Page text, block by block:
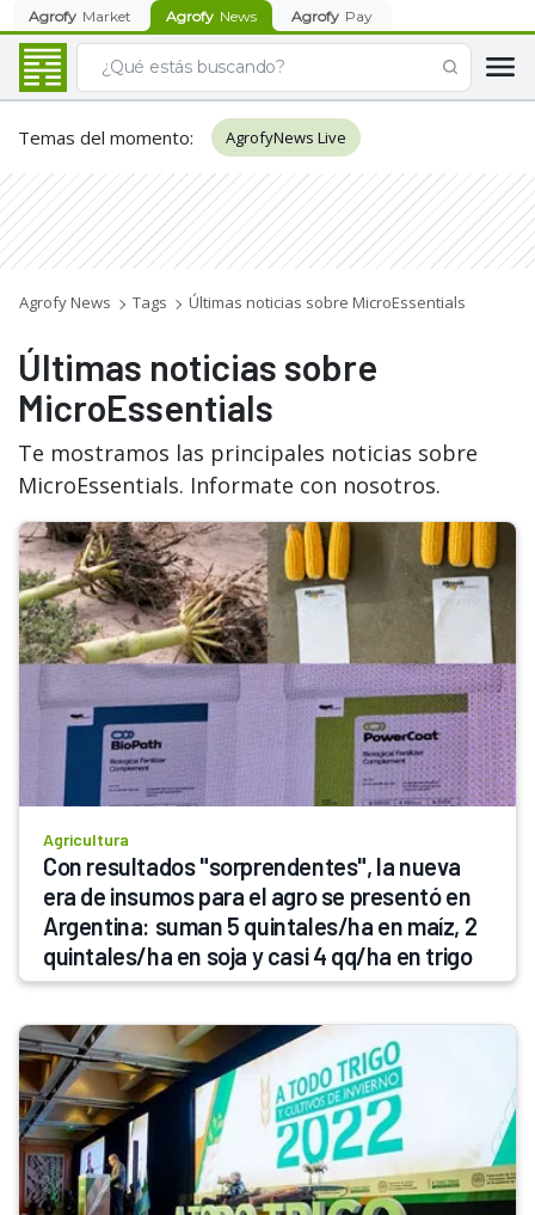
Agrofy Market Agrofy News Agrofy Pay
Temas del momento: AgrofyNews Live
Agrofy News Tags Últimas noticias sobre MicroEssentials
Últimas noticias sobre
MicroEssentials
Te mostramos las principales noticias sobre
MicroEssentials. Informate con nosotros.
Agricultura
Con resultados "sorprendentes", la nueva
era de insumos para el agro se presentó en
Argentina: suman 5 quintales/ha en maíz, 2
quintales/ha en soja y casi 4 qq/ha en trigo